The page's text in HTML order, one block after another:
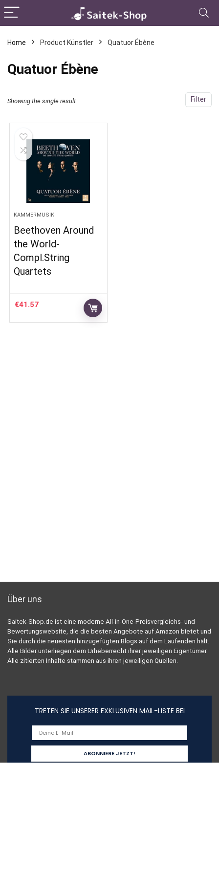
Home Product Künstler Quatuor Ébène
Quatuor Ébène
Filter
Showing the single result
KAMMERMUSIK
Beethoven Around
the World-
Compl.String
Quartets
€41.57
Über uns
Saitek-Shop.de ist eine moderne All-in-One-Preisvergleichs- und
Bewertungswebsite, die die besten Angebote auf Amazon bietet und
Sie durch die neuesten hinzugefügten Blogs auf dem Laufenden hält.
Alle Bilder unterliegen dem Urheberrecht ihrer jeweiligen Eigentümer.
Alle zitierten Inhalte stammen aus ihren jeweiligen Quellen.
TRETEN SIE UNSERER EXKLUSIVEN MAIL-LISTE BEI